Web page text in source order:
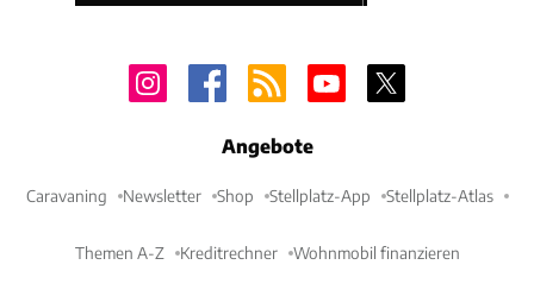
Angebote
Caravaning Newsletter Shop Stellplatz-App Stellplatz-Atlas
Themen A-Z Kreditrechner Wohnmobil finanzieren